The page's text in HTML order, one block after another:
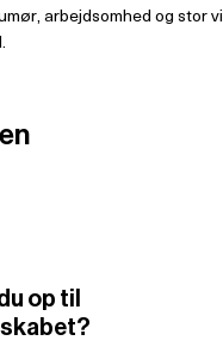
arbejdsomhed og stor
op til